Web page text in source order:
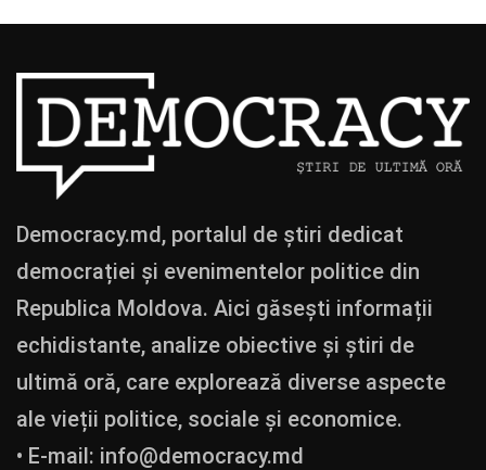
Democracy.md, portalul de știri dedicat
democrației și evenimentelor politice din
Republica Moldova. Aici găsești informații
echidistante, analize obiective și știri de
ultimă oră, care explorează diverse aspecte
ale vieții politice, sociale și economice.
• E-mail: info@democracy.md